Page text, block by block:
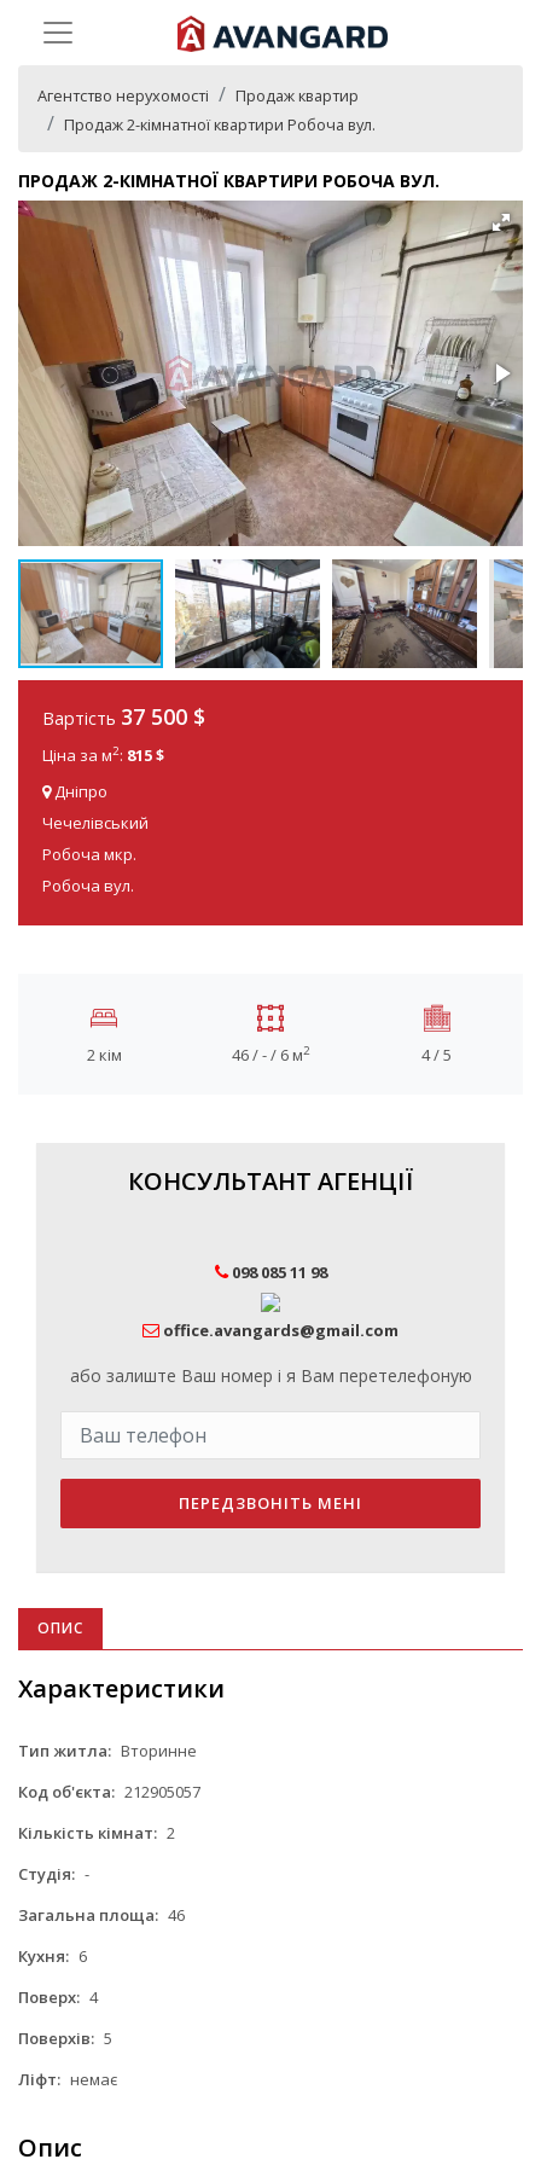
Агентство нерухомості
Продаж квартир
Продаж 2-кімнатної квартири Робоча вул.
ПРОДАЖ 2-КІМНАТНОЇ КВАРТИРИ РОБОЧА ВУЛ.
Вартість 37 500 $
Ціна за м2: 815 $
Дніпро
Чечелівський
Робоча мкр.
Робоча вул.
2 кім 46 / - / 6 м2 4 / 5
КОНСУЛЬТАНТ АГЕНЦІЇ
098 085 11 98
office.avangards@gmail.com
або залиште Ваш номер і я Вам перетелефоную
ПЕРЕДЗВОНІТЬ МЕНІ
ОПИС
Характеристики
Тип житла: Вторинне
Код об'єкта: 212905057
Кількість кімнат: 2
Студія: -
Загальна площа: 46
Кухня: 6
Поверх: 4
Поверхів: 5
Ліфт: немає
Опис